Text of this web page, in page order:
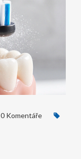
0 Komentáře